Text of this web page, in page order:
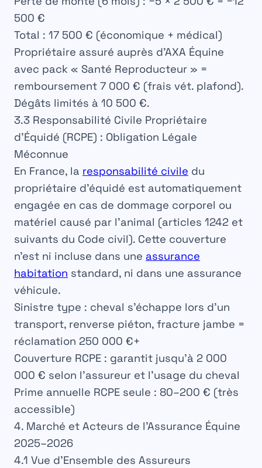
500 €
Total : 17 500 € (économique + médical)
Propriétaire assuré auprès d’AXA Équine
avec pack « Santé Reproducteur » =
remboursement 7 000 € (frais vét. plafond).
Dégâts limités à 10 500 €.
3.3 Responsabilité Civile Propriétaire
d’Équidé (RCPE) : Obligation Légale
Méconnue
En France, la responsabilité civile du
propriétaire d’équidé est automatiquement
engagée en cas de dommage corporel ou
matériel causé par l’animal (articles 1242 et
suivants du Code civil). Cette couverture
n’est ni incluse dans une assurance
habitation standard, ni dans une assurance
véhicule.
Sinistre type : cheval s’échappe lors d’un
transport, renverse piéton, fracture jambe =
réclamation 250 000 €+
Couverture RCPE : garantit jusqu’à 2 000
000 € selon l’assureur et l’usage du cheval
Prime annuelle RCPE seule : 80–200 € (très
accessible)
4. Marché et Acteurs de l’Assurance Équine
2025–2026
4.1 Vue d’Ensemble des Assureurs